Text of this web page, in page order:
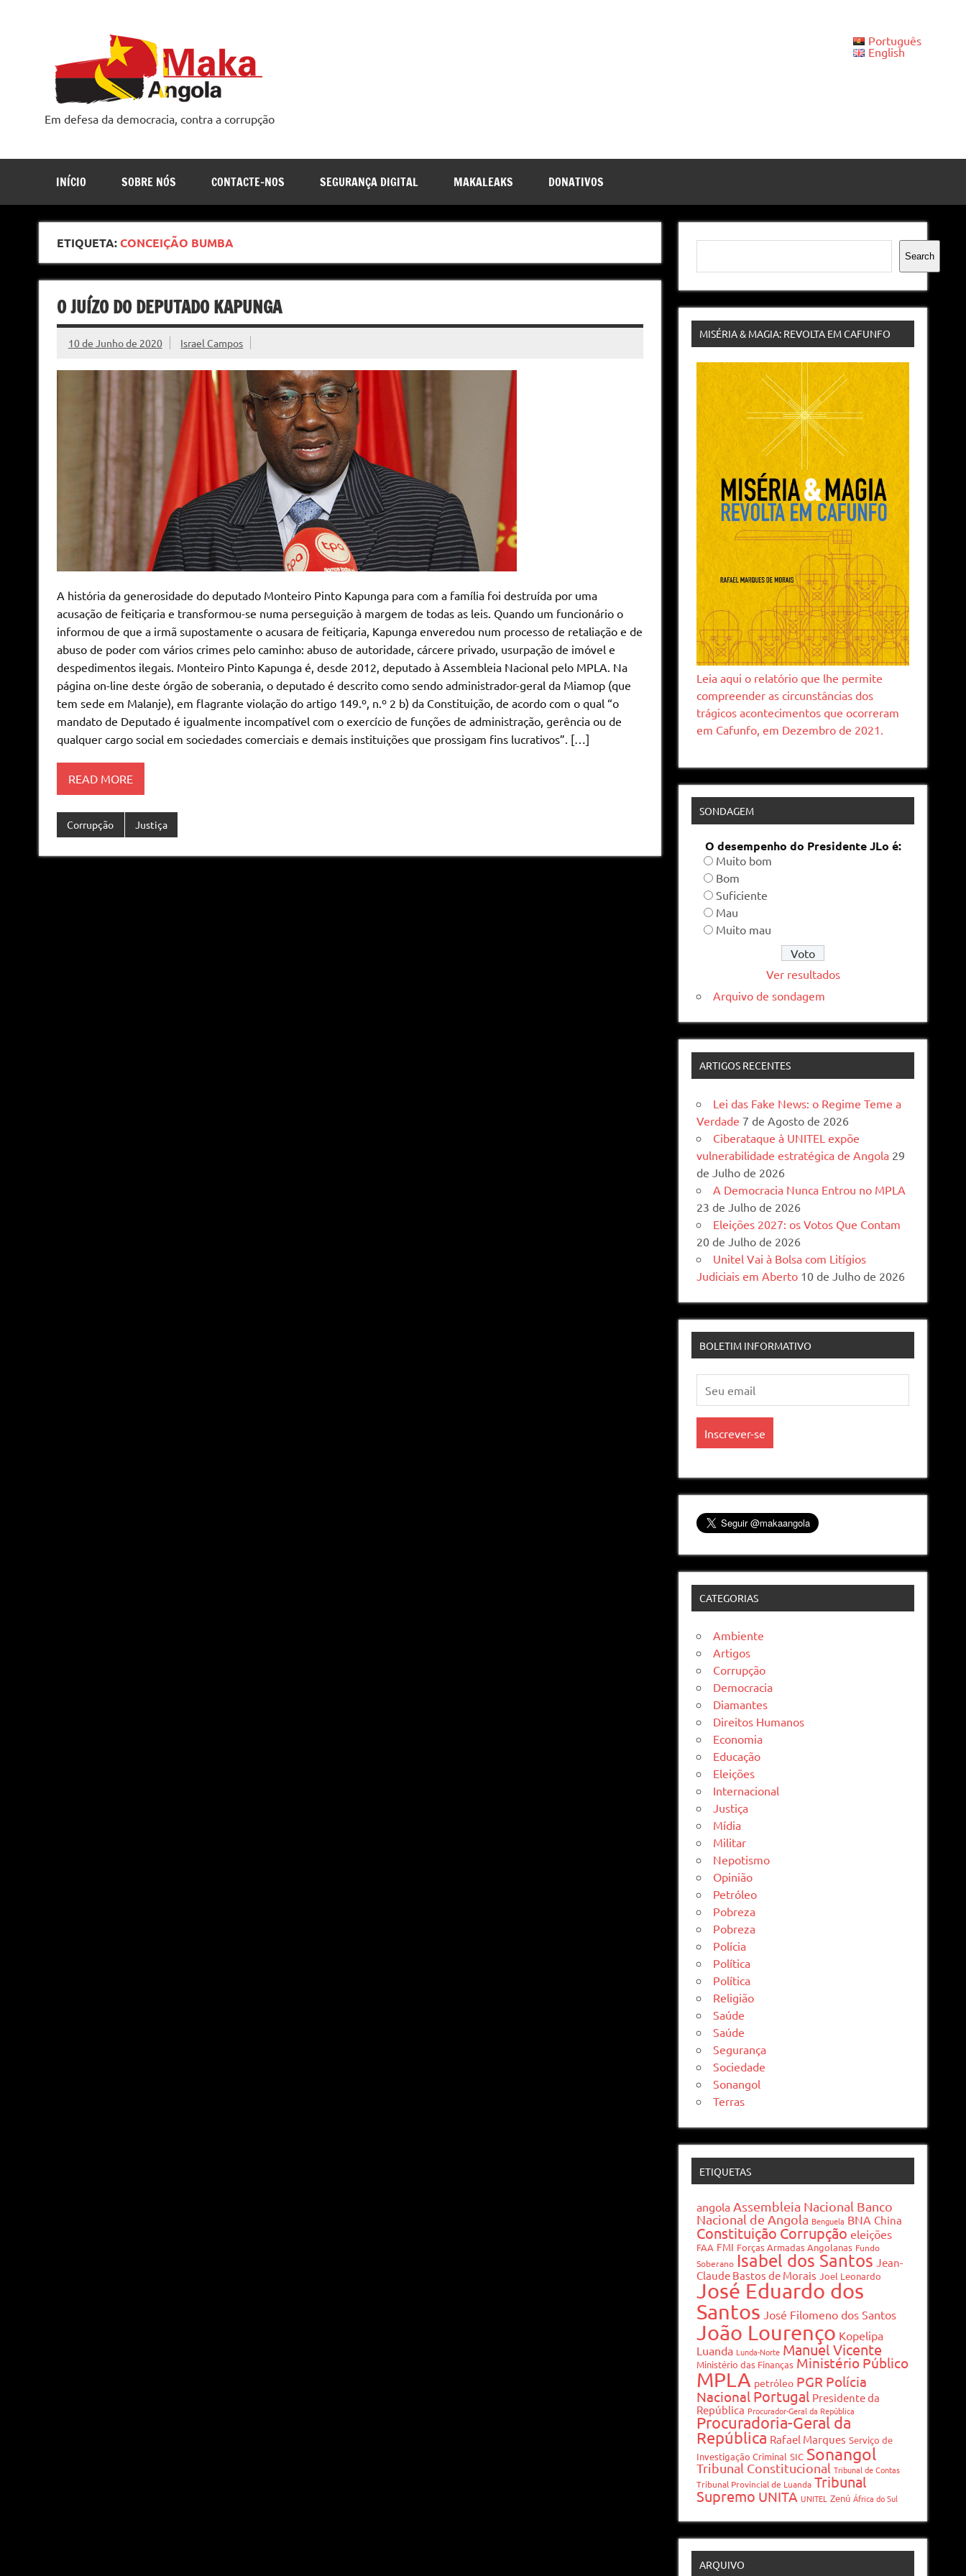
Em defesa da democracia, contra a corrupção
Português
English
INÍCIO SOBRE NÓS CONTACTE-NOS SEGURANÇA DIGITAL MAKALEAKS DONATIVOS
ETIQUETA:CONCEIÇÃO BUMBA
O JUÍZO DO DEPUTADO KAPUNGA
10 de Junho de 2020 Israel Campos
A história da generosidade do deputado Monteiro Pinto Kapunga para com a família foi destruída por uma
acusação de feitiçaria e transformou-se numa perseguição à margem de todas as leis. Quando um funcionário o
informou de que a irmã supostamente o acusara de feitiçaria, Kapunga enveredou num processo de retaliação e de
abuso de poder com vários crimes pelo caminho: abuso de autoridade, cárcere privado, usurpação de imóvel e
despedimentos ilegais. Monteiro Pinto Kapunga é, desde 2012, deputado à Assembleia Nacional pelo MPLA. Na
página on-line deste órgão de soberania, o deputado é descrito como sendo administrador-geral da Miamop (que
tem sede em Malanje), em flagrante violação do artigo 149.º, n.º 2 b) da Constituição, de acordo com o qual “o
mandato de Deputado é igualmente incompatível com o exercício de funções de administração, gerência ou de
qualquer cargo social em sociedades comerciais e demais instituições que prossigam fins lucrativos”. […]
READ MORE
Corrupção Justiça
Pesquisar
Search
MISÉRIA & MAGIA: REVOLTA EM CAFUNFO
Leia aqui o relatório que lhe permite
compreender as circunstâncias dos
trágicos acontecimentos que ocorreram
em Cafunfo, em Dezembro de 2021.
SONDAGEM
O desempenho do Presidente JLo é:
Muito bom
Bom
Suficiente
Mau
Muito mau
Ver resultados
Arquivo de sondagem
ARTIGOS RECENTES
Lei das Fake News: o Regime Teme a
Verdade 7 de Agosto de 2026
Ciberataque à UNITEL expõe
vulnerabilidade estratégica de Angola 29
de Julho de 2026
A Democracia Nunca Entrou no MPLA
23 de Julho de 2026
Eleições 2027: os Votos Que Contam
20 de Julho de 2026
Unitel Vai à Bolsa com Litígios
Judiciais em Aberto 10 de Julho de 2026
BOLETIM INFORMATIVO
CATEGORIAS
Ambiente
Artigos
Corrupção
Democracia
Diamantes
Direitos Humanos
Economia
Educação
Eleições
Internacional
Justiça
Mídia
Militar
Nepotismo
Opinião
Petróleo
Pobreza
Pobreza
Polícia
Política
Política
Religião
Saúde
Saúde
Segurança
Sociedade
Sonangol
Terras
ETIQUETAS
angola Assembleia Nacional Banco
Nacional de Angola Benguela BNA China
Constituição Corrupção eleições
FAA FMI Forças Armadas Angolanas Fundo
Soberano Isabel dos Santos Jean-
Claude Bastos de Morais Joel Leonardo
José Eduardo dos
Santos José Filomeno dos Santos
João Lourenço Kopelipa
Luanda Lunda-Norte Manuel Vicente
Ministério das Finanças Ministério Público
MPLA petróleo PGR Polícia
Nacional Portugal Presidente da
República Procurador-Geral da República
Procuradoria-Geral da
República Rafael Marques Serviço de
Investigação Criminal SIC Sonangol
Tribunal Constitucional Tribunal de Contas
Tribunal Provincial de Luanda Tribunal
Supremo UNITA UNITEL Zenú África do Sul
ARQUIVO